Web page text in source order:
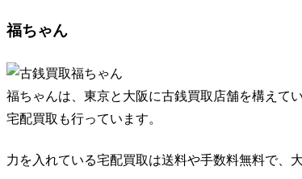
福ちゃん
福ちゃんは、東京と大阪に古銭買取店舗を構えて
宅配買取も行っています。
力を入れている宅配買取は送料や手数料無料で、